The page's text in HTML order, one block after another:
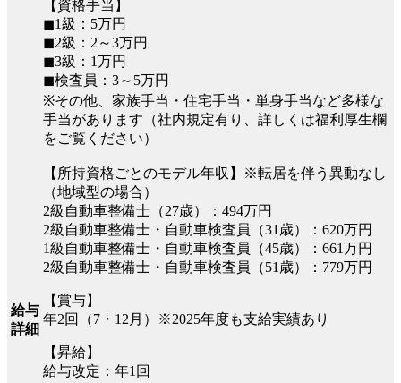
給与
詳細
【資格手当】
◼︎1級：5万円
◼︎2級：2～3万円
◼︎3級：1万円
◼︎検査員：3～5万円
※その他、家族手当・住宅手当・単身手当など多様な
手当があります（社内規定有り、詳しくは福利厚生欄
をご覧ください）
【所持資格ごとのモデル年収】※転居を伴う異動なし
（地域型の場合）
2級自動車整備士（27歳）：494万円
2級自動車整備士・自動車検査員（31歳）：620万円
1級自動車整備士・自動車検査員（45歳）：661万円
2級自動車整備士・自動車検査員（51歳）：779万円
【賞与】
年2回（7・12月）※2025年度も支給実績あり
【昇給】
給与改定：年1回